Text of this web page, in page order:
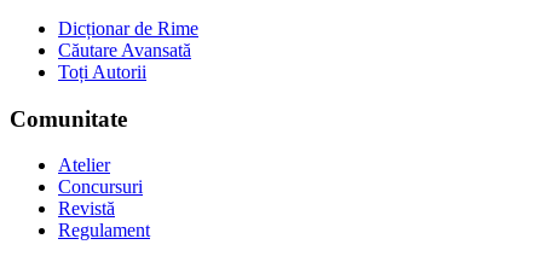
Dicționar de Rime
Căutare Avansată
Toți Autorii
Comunitate
Atelier
Concursuri
Revistă
Regulament